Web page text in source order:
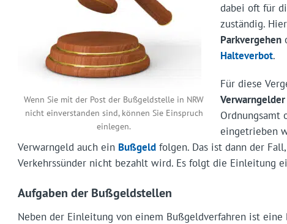
Wenn Sie mit der Post der Bußgeldstelle in NRW
nicht einverstanden sind, können Sie Einspruch
einlegen.
dabei oft für
zuständig.
Parkvergehen
Halteverbot.
Für diese
Verwarngelder
Ordnungsamt
eingetrieben
Verwarngeld auch ein Bußgeldfolgen. Das ist dann der
Verkehrssünder nicht bezahlt wird. Es folgt die Einleitung
Aufgaben der Bußgeldstellen
Neben der Einleitung von einem Bußgeldverfahren ist